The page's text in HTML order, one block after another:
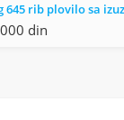
din